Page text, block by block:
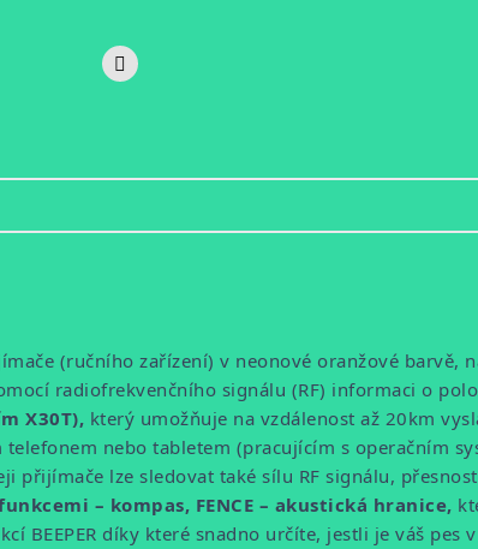
(ručního zařízení) v neonové oranžové barvě,
radiofrekvenčního signálu (RF) informaci o
X30T), který umožňuje na vzdálenost až 20km
nebo tabletem (pracujícím s operačním
přijímače lze sledovat také sílu RF signálu,
– kompas, FENCE – akustická hranice,
BEEPER díky které snadno určíte, jestli je váš